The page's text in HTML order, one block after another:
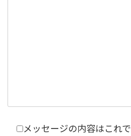
メッセージの内容はこれ